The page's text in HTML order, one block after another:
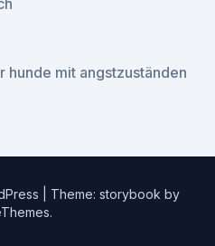
mit angstzuständen
Theme: storybook by
.